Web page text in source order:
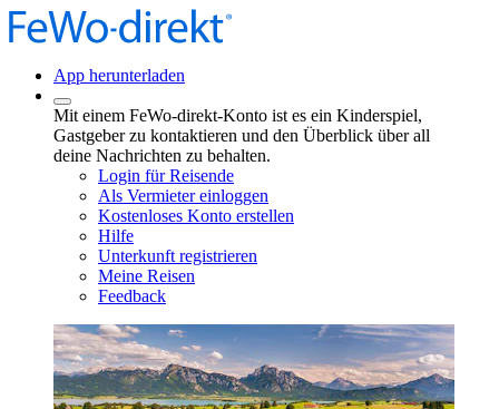
App herunterladen
Mit einem FeWo-direkt-Konto ist es ein Kinderspiel,
Gastgeber zu kontaktieren und den Überblick über all
deine Nachrichten zu behalten.
Login für Reisende
Als Vermieter einloggen
Kostenloses Konto erstellen
Hilfe
Unterkunft registrieren
Meine Reisen
Feedback